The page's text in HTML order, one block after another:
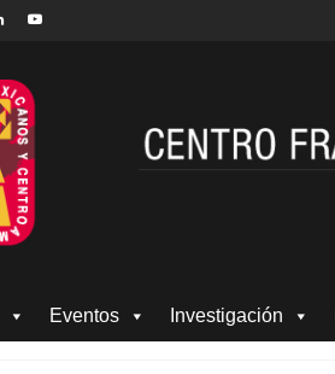
Eventos Investigación